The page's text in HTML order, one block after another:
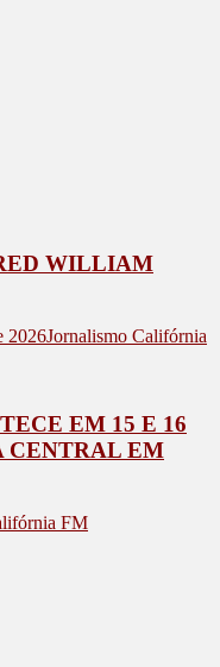
WILLIAM
2026Jornalismo Califórnia
EM 15 E 16
CENTRAL EM
FM